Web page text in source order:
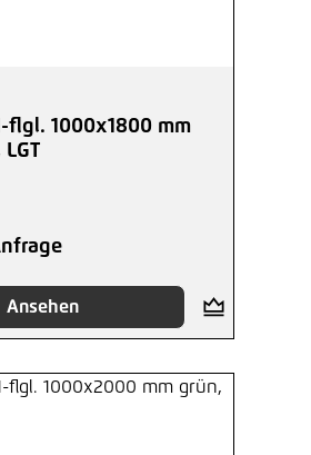
flgl. 1000x1800 mm
Ansehen